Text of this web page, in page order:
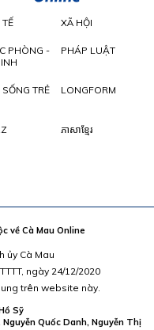
TẾ XÃ HỘI
PHÒNG -
PHÁP LUẬT
TRẺ LONGFORM
ភាសាខ្មែរ
về Cà Mau Online
ủy Cà Mau
ngày 24/12/2020
trên website này.
Sỹ
Quốc Danh, Nguyễn Thị